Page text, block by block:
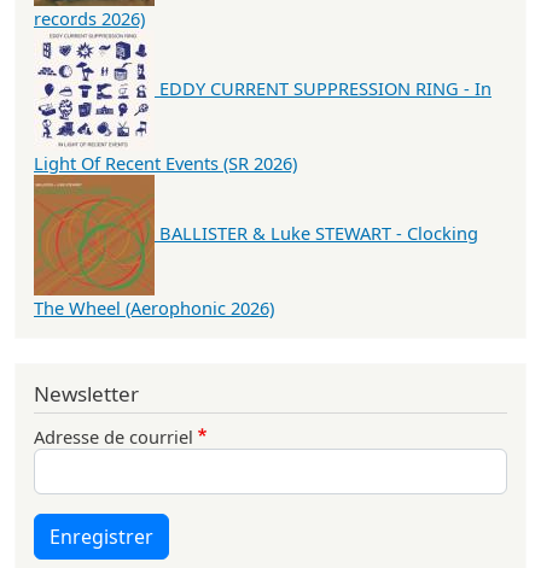
records 2026)
EDDY CURRENT SUPPRESSION RING - In
Light Of Recent Events (SR 2026)
BALLISTER & Luke STEWART - Clocking
The Wheel (Aerophonic 2026)
Newsletter
Adresse de courriel
Enregistrer